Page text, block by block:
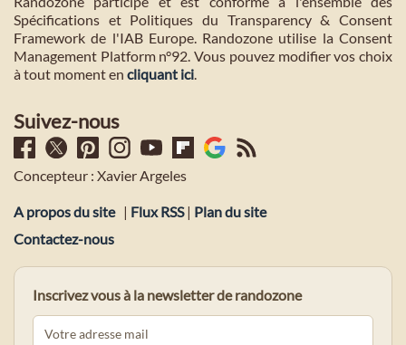
Spécifications et Politiques du Transparency & Consent
Framework de l'IAB Europe. Randozone utilise la Consent
Management Platform n°92. Vous pouvez modifier vos choix
à tout moment en cliquant ici
Suivez-nous
Concepteur : Xavier Argeles
A propos du site | Flux RSS| Plan du site
Contactez-nous
Inscrivez vous à la newsletter de randozone